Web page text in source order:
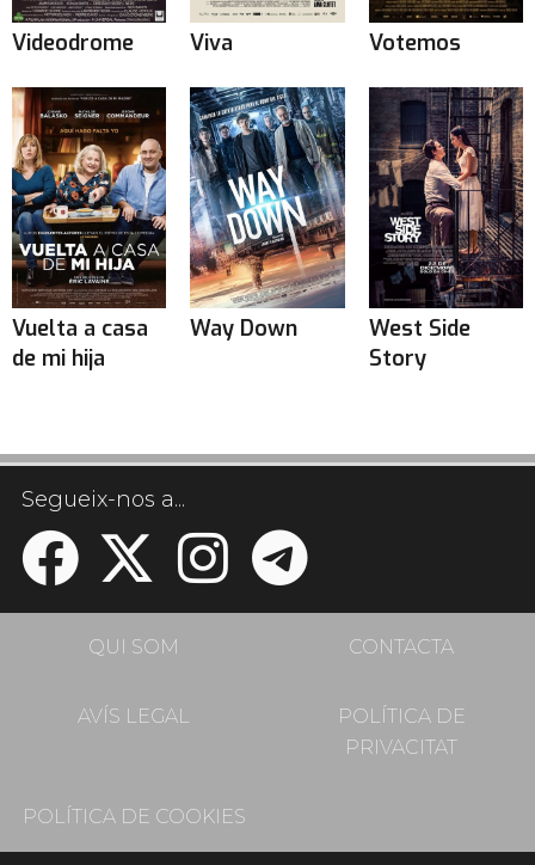
Videodrome Viva Votemos
Vuelta a casa
de mi hija
Way Down
West Side
Story
Segueix-nos a...
QUI SOM CONTACTA
AVÍS LEGAL
POLÍTICA DE
PRIVACITAT
POLÍTICA DE COOKIES